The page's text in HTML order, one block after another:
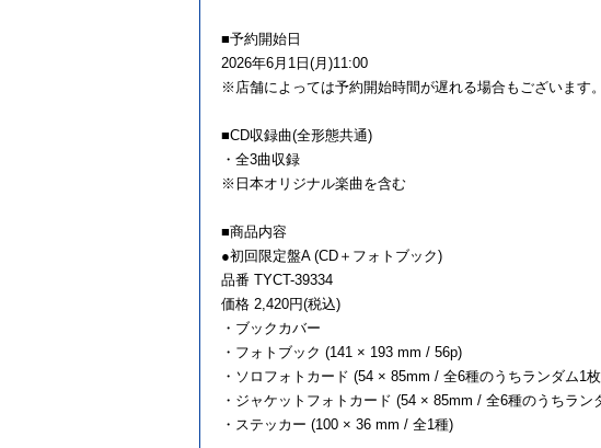
■予約開始日
2026年6月1日(月)11:00
※店舗によっては予約開始時間が遅れる場合もございます
■CD収録曲(全形態共通)
・全3曲収録
※日本オリジナル楽曲を含む
■商品内容
●初回限定盤A (CD＋フォトブック)
品番 TYCT-39334
価格 2,420円(税込)
・ブックカバー
・フォトブック (141 × 193 mm / 56p)
・ソロフォトカード (54 × 85mm / 全6種のうちランダム1
・ジャケットフォトカード (54 × 85mm / 全6種のうちラン
・ステッカー (100 × 36 mm / 全1種)